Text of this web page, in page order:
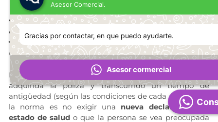
Antigüedad en la póliza
y las enfermedades
graves
Hay que señalar como un último punto que, una vez
adquirida la póliza y transcurrido un tiempo de
antigüedad (según las condiciones de cada compañía),
la norma es no exigir una nueva declaración del
estado de salud o que la persona se vea preocupada
Asesor Comercial.
Gracias por contactar, en que puedo ayudarte.
Asesor cormercial